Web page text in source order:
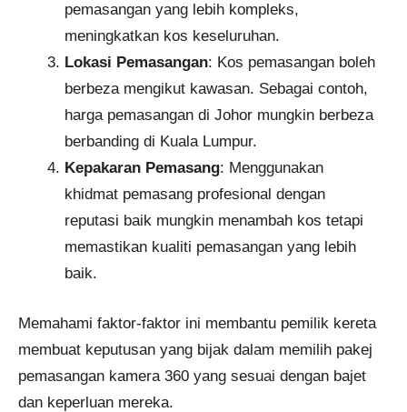
pemasangan yang lebih kompleks,
meningkatkan kos keseluruhan.
Lokasi Pemasangan: Kos pemasangan boleh
berbeza mengikut kawasan. Sebagai contoh,
harga pemasangan di Johor mungkin berbeza
berbanding di Kuala Lumpur.
Kepakaran Pemasang: Menggunakan
khidmat pemasang profesional dengan
reputasi baik mungkin menambah kos tetapi
memastikan kualiti pemasangan yang lebih
baik.
Memahami faktor-faktor ini membantu pemilik kereta
membuat keputusan yang bijak dalam memilih pakej
pemasangan kamera 360 yang sesuai dengan bajet
dan keperluan mereka.